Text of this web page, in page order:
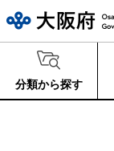
分類から探す